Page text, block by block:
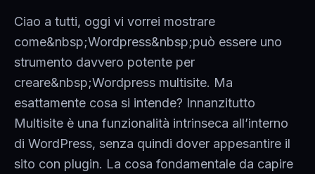
Ciao a tutti, oggi vi vorrei mostrare
come&nbsp;Wordpress&nbsp;può essere uno
strumento davvero potente per
creare&nbsp;Wordpress multisite. Ma
esattamente cosa si intende? Innanzitutto
Multisite è una funzionalità intrinseca all’interno
di WordPress, senza quindi dover appesantire il
sito con plugin. La cosa fondamentale da capire